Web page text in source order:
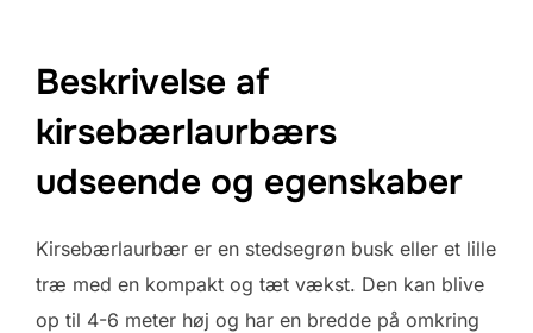
Beskrivelse af
kirsebærlaurbærs
udseende og egenskaber
Kirsebærlaurbær er en stedsegrøn busk eller et lille
træ med en kompakt og tæt vækst. Den kan blive
op til 4-6 meter høj og har en bredde på omkring